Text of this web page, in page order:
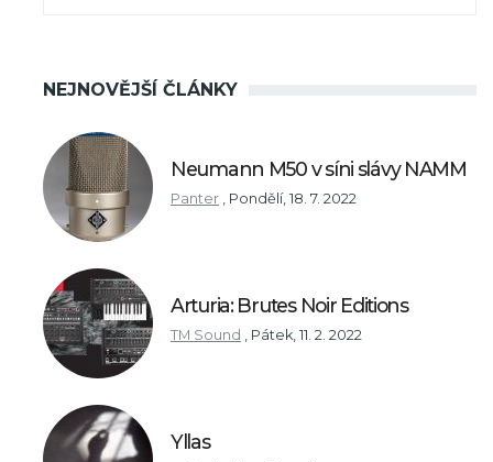
NEJNOVĚJŠÍ ČLÁNKY
Neumann M50 v síni slávy NAMM
Panter , Pondělí, 18. 7. 2022
Arturia: Brutes Noir Editions
TM Sound , Pátek, 11. 2. 2022
Yllas